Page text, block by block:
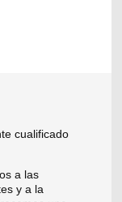
cualificado
a las
y a la